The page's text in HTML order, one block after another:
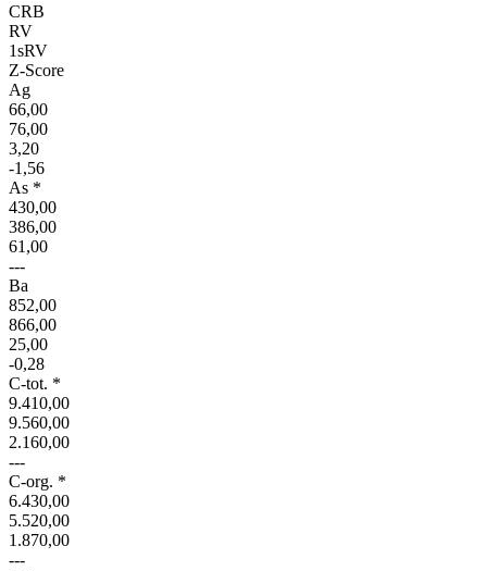
CRB
RV
1sRV
Z-Score
Ag
66,00
76,00
3,20
-1,56
As *
430,00
386,00
61,00
---
Ba
852,00
866,00
25,00
-0,28
C-tot. *
9.410,00
9.560,00
2.160,00
---
C-org. *
6.430,00
5.520,00
1.870,00
---